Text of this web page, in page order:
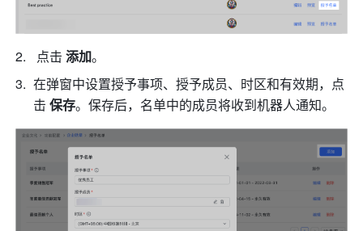
点击 添加。
在弹窗中设置授予事项、授予成员、时区和有效期，点
击 保存。保存后，名单中的成员将收到机器人通知。